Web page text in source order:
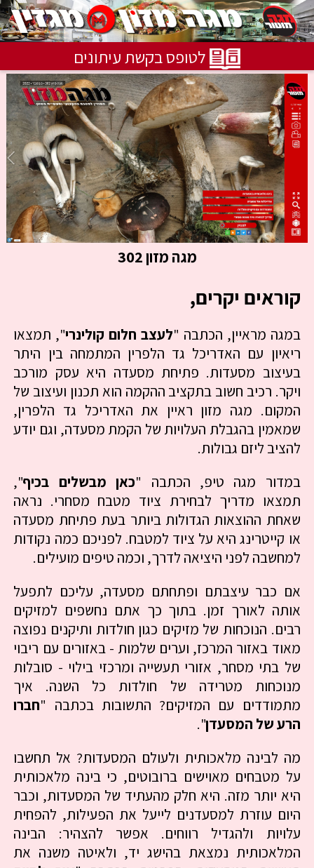
לטופס בקשת עיתונים
מגה מזון 302
קוראים יקרים,
במגה מראיין, הכתבה "לעצב חלום קולינרי", תמצאו
ריאיון עם האדריכל גד הלפרין המתמחה בין היתר
בעיצוב מסעדות. פתיחת מסעדה היא עסק מורכב
ויקר. רכיב חשוב בתקציב ההקמה הוא תכנון ועיצוב של
המקום. מגה מזון ראיין את האדריכל גד הלפרין,
שמאמין בהגבלת העלויות של הקמת מסעדה, וגם יודע
להציב ליזם גבולות.
במדור מגה טיפ, הכתבה "כאן מבשלים בכיף",
תמצאו מדריך לבחירת ציוד מטבח מסחרי. נראה
שאחת ההוצאות הגדולות ביותר בעת פתיחת מסעדה
או קייטרינג היא על ציוד למטבח. לפניכם כמה נקודות
למחשבה לפני היציאה לדרך, וכמה טיפים מועילים.
אם כבר עיצבתם ופתחתם מסעדה, עליכם לתפעל
אותה לאורך זמן. בתוך כך אתם נחשפים למזיקים
רבים. הנוכחות של מזיקים כגון חולדות ותיקנים נפוצה
מאוד באזור המרכז, וערים שלמות - באזורים עם ריבוי
של בתי מסחר, אזורי תעשייה ומרכזי בילוי - סובלות
מנוכחות מטרידה של חולדות כל השנה. איך
מתמודדים עם המזיקים? התשובות בכתבה "חברו
הרע של המסעדן".
מה לבינה מלאכותית ולעולם המסעדות? אל תחשבו
על מטבחים מאוישים ברובוטים, כי בינה מלאכותית
היא יותר מזה. היא חלק מהעתיד של המסעדות, וכבר
היום עוזרת למסעדנים לייעל את הפעילות, להפחית
עלויות ולהגדיל רווחים. אפשר להצהיר: הבינה
המלאכותית נמצאת בהישג יד, ולאיטה משנה את